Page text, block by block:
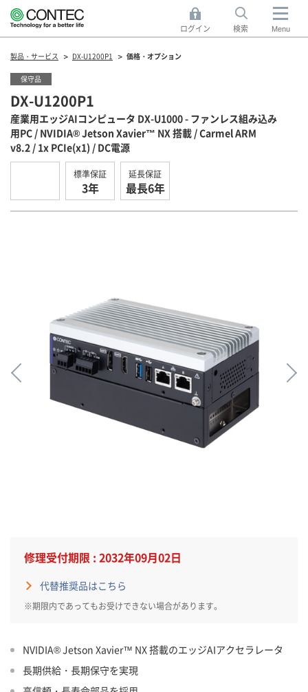
ログイン 検索 Menu
製品・サービス DX-U1200P1 価格・オプション
DX-U1200P1
産業用エッジAIコンピュータ DX-U1000 - ファンレス組み込み
用PC / NVIDIA® Jetson Xavier™ NX 搭載 / Carmel ARM
v8.2 / 1x PCIe(x1) / DC電源
保守品
標準保証
3年
延長保証
最長6年
修理受付期限 : 2032年09月02日
代替推奨品はこちら
※期限内であってもお受けできない場合があります。
NVIDIA® Jetson Xavier™ NX 搭載のエッジAIアクセラレータ
長期供給・長期保守を実現